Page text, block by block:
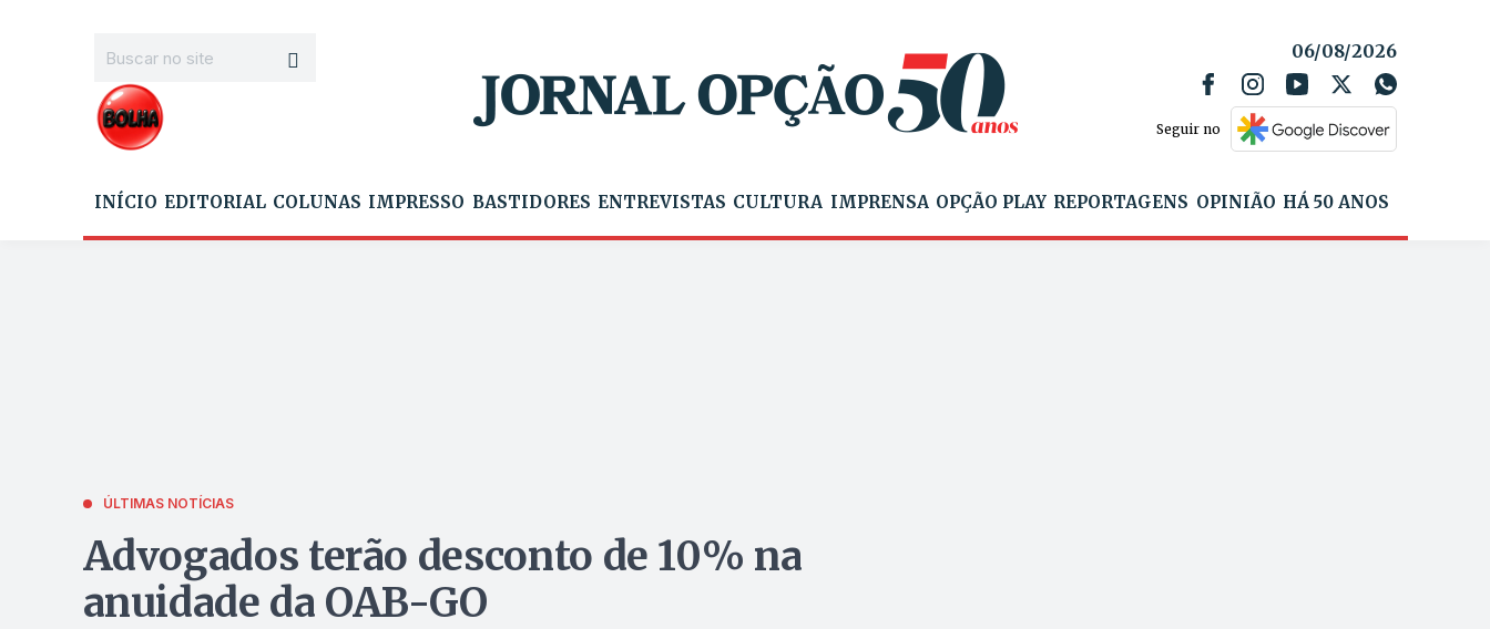
06/08/2026
Seguir no
INÍCIO EDITORIAL COLUNAS IMPRESSO BASTIDORES ENTREVISTAS CULTURA IMPRENSA OPÇÃO PLAY REPORTAGENS OPINIÃO HÁ 50 ANOS
ÚLTIMAS NOTÍCIAS
Advogados terão desconto de 10% na
anuidade da OAB-GO